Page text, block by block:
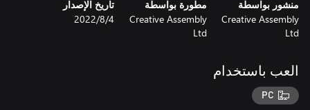
منشور بواسطة
Creative Assembly
Ltd
مطورة بواسطة
Creative Assembly
Ltd
تاريخ الإصدار
4‏/8‏/2022
العب باستخدام
PC